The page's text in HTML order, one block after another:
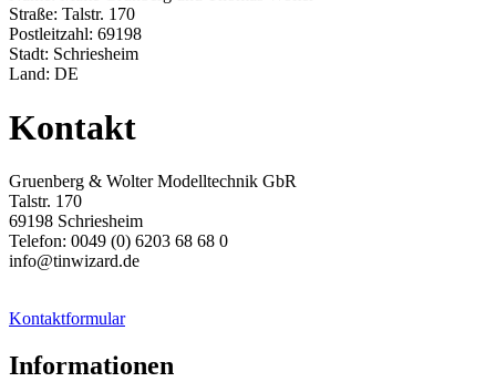
Straße: Talstr. 170
Postleitzahl: 69198
Stadt: Schriesheim
Land: DE
Kontakt
Gruenberg & Wolter Modelltechnik GbR
Talstr. 170
69198 Schriesheim
Telefon: 0049 (0) 6203 68 68 0
info@tinwizard.de
Kontaktformular
Informationen